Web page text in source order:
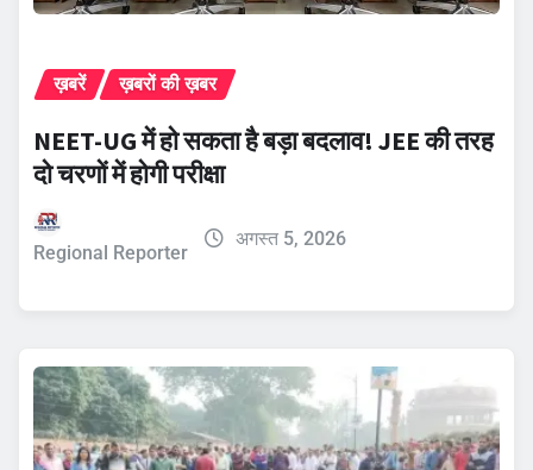
ख़बरें ख़बरों की ख़बर
NEET-UG में हो सकता है बड़ा बदलाव! JEE की तरह
दो चरणों में होगी परीक्षा
Regional Reporter
अगस्त 5, 2026